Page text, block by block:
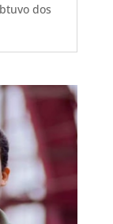
dos